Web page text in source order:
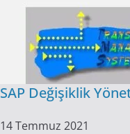
SAP Değişiklik
14 Temmuz 2021